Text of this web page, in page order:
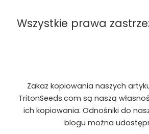
Wszystkie prawa
Zakaz kopiowania naszych
TritonSeeds.com są naszą
ich kopiowania. Odnośniki do
blogu można